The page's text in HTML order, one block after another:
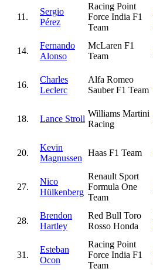
11.
Sergio
Pérez
Racing Point
Force India F1
Team
14.
Fernando
Alonso
McLaren F1
Team
16.
Charles
Leclerc
Alfa Romeo
Sauber F1 Team
18. Lance Stroll
Williams Martini
Racing
20.
Kevin
Magnussen
Haas F1 Team
27.
Nico
Hülkenberg
Renault Sport
Formula One
Team
28.
Brendon
Hartley
Red Bull Toro
Rosso Honda
31.
Esteban
Ocon
Racing Point
Force India F1
Team